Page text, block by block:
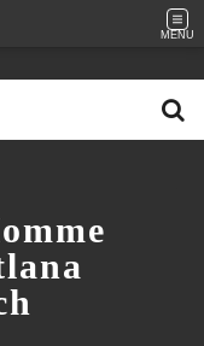
MENU